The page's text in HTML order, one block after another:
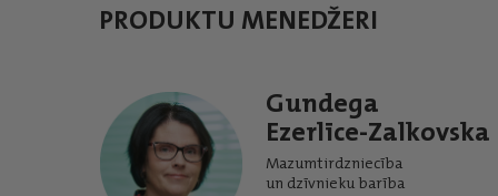
PRODUKTU MENEDŽERI
Gundega
Ezerlīce-Zalkovska
Mazumtirdzniecība
un dzīvnieku barība